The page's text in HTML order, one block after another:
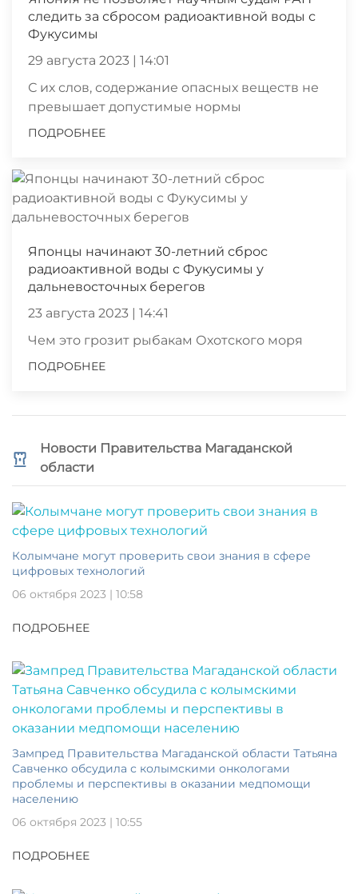
следить за сбросом радиоактивной воды с
Фукусимы
29 августа 2023 | 14:01
С их слов, содержание опасных веществ не
превышает допустимые нормы
ПОДРОБНЕЕ
Японцы начинают 30-летний сброс
радиоактивной воды с Фукусимы у
дальневосточных берегов
23 августа 2023 | 14:41
Чем это грозит рыбакам Охотского моря
ПОДРОБНЕЕ
Новости Правительства Магаданской
области
Колымчане могут проверить свои знания в сфере
цифровых технологий
06 октября 2023 | 10:58
ПОДРОБНЕЕ
Зампред Правительства Магаданской области Татьяна
Савченко обсудила с колымскими онкологами
проблемы и перспективы в оказании медпомощи
населению
06 октября 2023 | 10:55
ПОДРОБНЕЕ